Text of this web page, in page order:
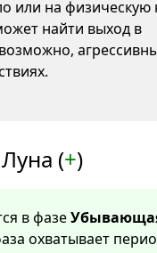
или на физическую
найти выход в
(+)
в фазе
охватывает